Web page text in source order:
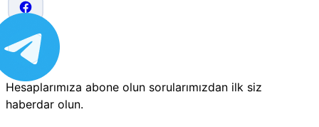
Hesaplarımıza abone olun sorularımızdan ilk siz
haberdar olun.